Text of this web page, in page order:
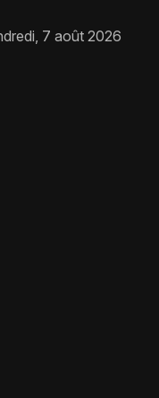
7 août 2026